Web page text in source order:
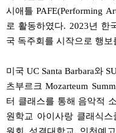
시애틀 PAFE(Performing
로 활동하였다. 2023년 한
국 독주회를 시작으로 행
미국 UC Santa Barbara와
츠부르크 Mozarteum
터 클래스를 통해 음악적
원학교 아이사랑 클래식